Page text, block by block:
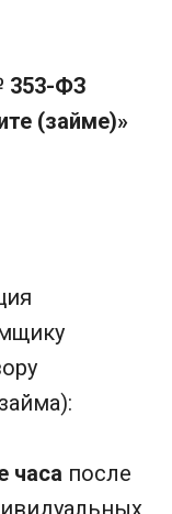
353-ФЗ
(займе)»
часа после